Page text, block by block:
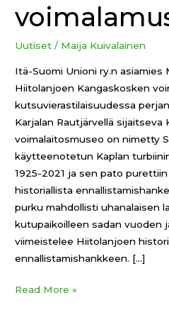
Uutiset / Maija Kuivalainen
Itä-Suomi Unioni ry.n asiamies
Hiitolanjoen Kangaskosken
kutsuvierastilaisuudessa
Karjalan Rautjärvellä sijaitseva
voimalaitosmuseo on nimetty
käytteenotetun Kaplan
1925-2021 ja sen pato
historiallista
purku mahdollisti uhanalaisen
kutupaikoilleen sadan vuoden
viimeistelee Hiitolanjoen
ennallistamishankkeen. […]
Read More »